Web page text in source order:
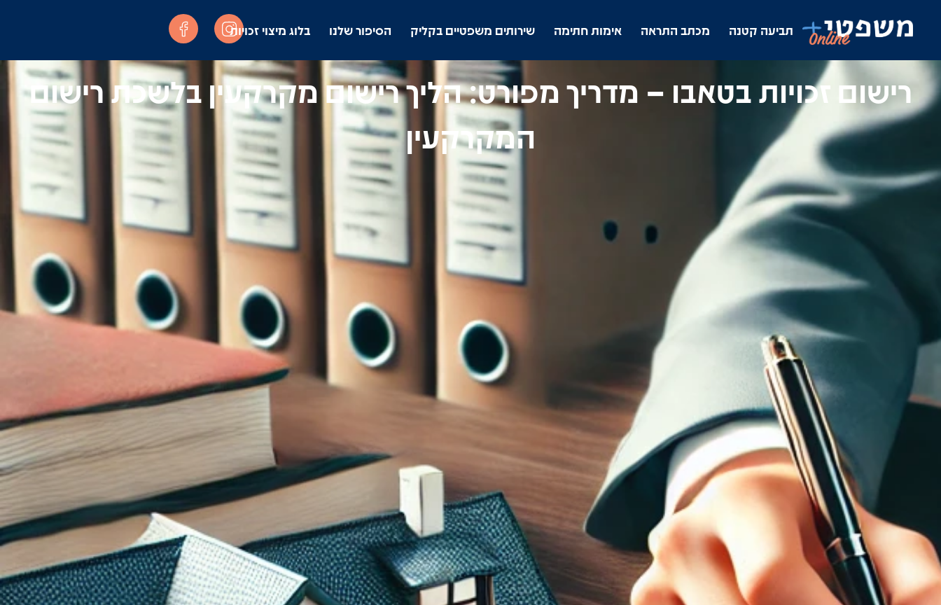
תביעה קטנה מכתב התראה אימות חתימה שירותים משפטיים בקליק הסיפור שלנו בלוג מיצוי זכויות
רישום זכויות בטאבו – מדריך מפורט: הליך רישום מקרקעין בלשכת רישום
המקרקעין